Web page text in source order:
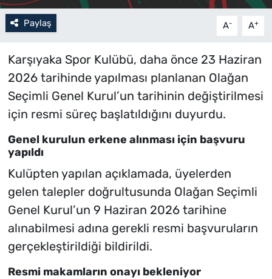
Paylaş A- A+
Karşıyaka Spor Kulübü, daha önce 23 Haziran
2026 tarihinde yapılması planlanan Olağan
Seçimli Genel Kurul’un tarihinin değiştirilmesi
için resmi süreç başlatıldığını duyurdu.
Genel kurulun erkene alınması için başvuru
yapıldı
Kulüpten yapılan açıklamada, üyelerden
gelen talepler doğrultusunda Olağan Seçimli
Genel Kurul’un 9 Haziran 2026 tarihine
alınabilmesi adına gerekli resmi başvuruların
gerçekleştirildiği bildirildi.
Resmi makamların onayı bekleniyor